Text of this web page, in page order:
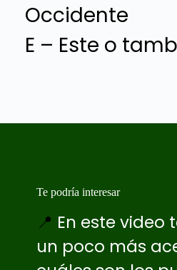
Occidente
E – Este o
Te podría interesar
📍 En este video
un poco más